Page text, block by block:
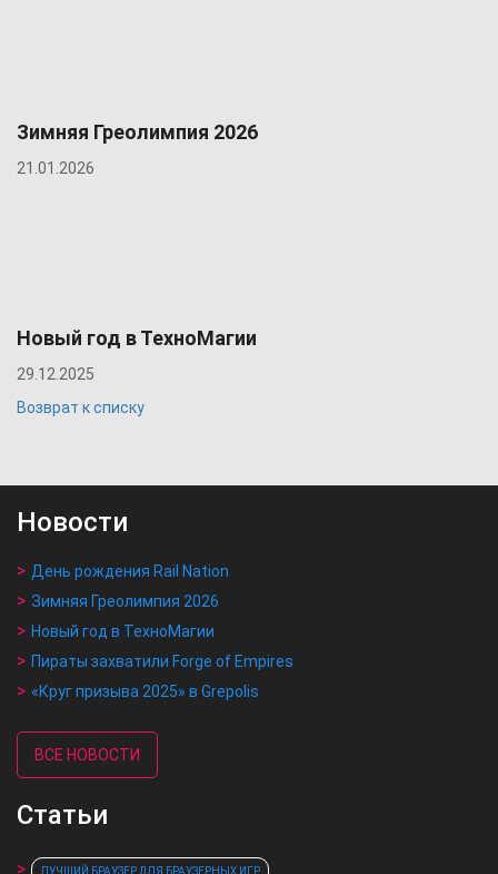
Зимняя Греолимпия 2026
21.01.2026
Новый год в ТехноМагии
29.12.2025
Возврат к списку
Новости
День рождения Rail Nation
Зимняя Греолимпия 2026
Новый год в ТехноМагии
Пираты захватили Forge of Empires
«Круг призыва 2025» в Grepolis
ВСЕ НОВОСТИ
Статьи
ЛУЧШИЙ БРАУЗЕР ДЛЯ БРАУЗЕРНЫХ ИГР